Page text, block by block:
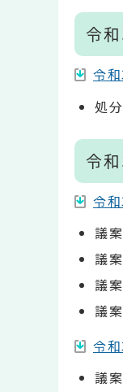
令
令
処
令
令
議
議
議
議
令
議